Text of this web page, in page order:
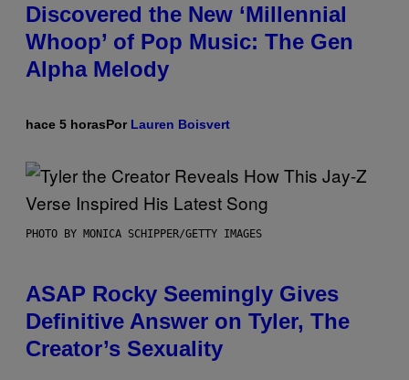
Discovered the New ‘Millennial
Whoop’ of Pop Music: The Gen
Alpha Melody
hace 5 horasPor Lauren Boisvert
PHOTO BY MONICA SCHIPPER/GETTY IMAGES
ASAP Rocky Seemingly Gives
Definitive Answer on Tyler, The
Creator’s Sexuality